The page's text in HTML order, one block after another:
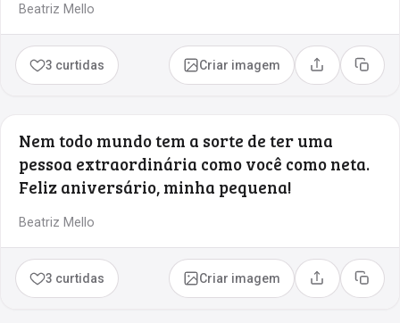
Beatriz Mello
3 curtidas Criar imagem Compartilhar
Copiar
Nem todo mundo tem a sorte de ter uma
pessoa extraordinária como você como neta.
Feliz aniversário, minha pequena!
Beatriz Mello
3 curtidas Criar imagem Compartilhar
Copiar